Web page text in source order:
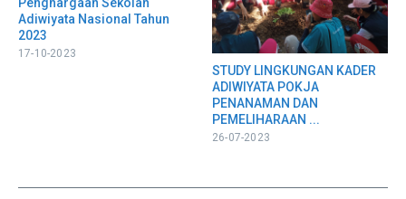
Adiwiyata Nasional Tahun
2023
17-10-2023
STUDY LINGKUNGAN KADER
ADIWIYATA POKJA
PENANAMAN DAN
PEMELIHARAAN ...
26-07-2023